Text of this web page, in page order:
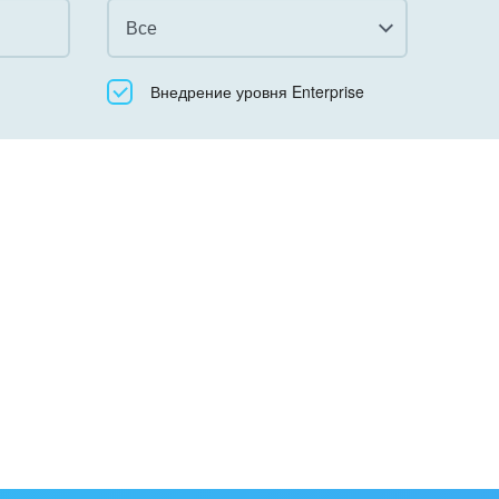
Все
ВсеВнедрение уровня Enterprise